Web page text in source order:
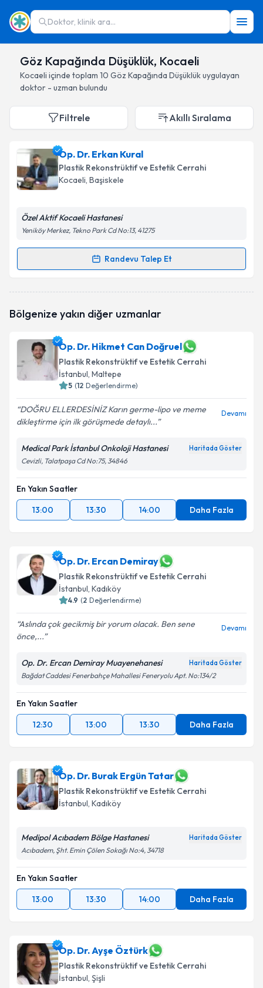
Doktor, klinik ara...
Göz Kapağında Düşüklük, Kocaeli
Kocaeli içinde toplam 10 Göz Kapağında Düşüklükuygulayan
doktor - uzman bulundu
Filtrele Akıllı Sıralama
Op. Dr. Erkan Kural
Plastik Rekonstrüktif ve Estetik Cerrahi
Kocaeli, Başiskele
Özel Aktif Kocaeli Hastanesi
Yeniköy Merkez, Tekno Park Cd No:13, 41275
Randevu Talep Et
Randevu Takvimi Talebi
oluşturun. Size bu uzmandan randevu almanız için bir
E-posta Adresiniz
Kişisel verilerimin işlenmesine ilişkinAydınlatma
Metni'ni okudum ve kişisel verilerimin belirtilen
Bölgenize yakın diğer uzmanlar
Op. Dr. Hikmet Can Doğruel
Plastik Rekonstrüktif ve Estetik Cerrahi
İstanbul, Maltepe
5 (12 Değerlendirme)
DOĞRU ELLERDESİNİZ Karın germe-lipo ve meme
dikleştirme için ilk görüşmede detaylı...
Devamı
Medical Park İstanbul Onkoloji Hastanesi Haritada Göster
Cevizli, Talatpaşa Cd No:75, 34846
En Yakın Saatler
13:00
13:30 14:00 Daha Fazla
Op. Dr. Ercan Demiray
Plastik Rekonstrüktif ve Estetik Cerrahi
İstanbul, Kadıköy
4.9 (2 Değerlendirme)
Aslında çok gecikmiş bir yorum olacak. Ben sene
önce,...
Devamı
Op. Dr. Ercan Demiray Muayenehanesi Haritada Göster
Bağdat Caddesi Fenerbahçe Mahallesi Feneryolu Apt. No:134/2
En Yakın Saatler
12:30
13:00 13:30 Daha Fazla
Op. Dr. Burak Ergün Tatar
Plastik Rekonstrüktif ve Estetik Cerrahi
İstanbul, Kadıköy
Medipol Acıbadem Bölge Hastanesi Haritada Göster
Acıbadem, Şht. Emin Çölen Sokağı No:4, 34718
En Yakın Saatler
13:00
13:30 14:00 Daha Fazla
Op. Dr. Ayşe Öztürk
Plastik Rekonstrüktif ve Estetik Cerrahi
İstanbul, Şişli